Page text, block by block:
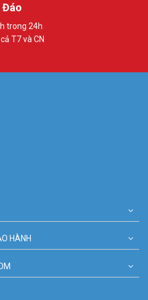
Đáo
trong 24h
T7 và CN
HÀNH